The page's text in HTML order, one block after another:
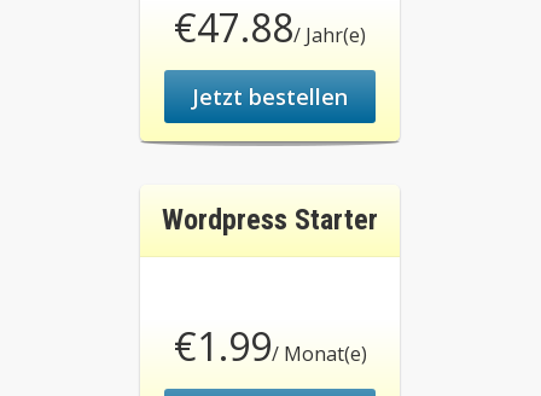
€47.88/ Jahr(e)
Jetzt bestellen
Wordpress Starter
€1.99/ Monat(e)